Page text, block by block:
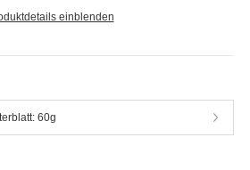
einblenden
60g